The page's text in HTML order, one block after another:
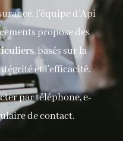
l’équipe d’Api
propose des
, basés sur la
et l’efficacité.
par téléphone, e-
de contact.